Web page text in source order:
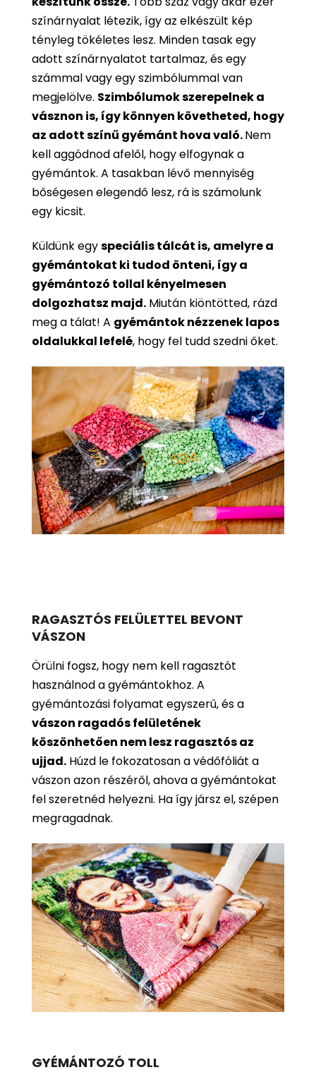
színárnyalat létezik, így az elkészült kép
tényleg tökéletes lesz. Minden tasak egy
adott színárnyalatot tartalmaz, és egy
számmal vagy egy szimbólummal van
megjelölve. Szimbólumok szerepelnek a
vásznon is, így könnyen követheted, hogy
az adott színű gyémánt hova való.Nem
kell aggódnod afelől, hogy elfogynak a
gyémántok. A tasakban lévő mennyiség
bőségesen elegendő lesz, rá is számolunk
egy kicsit.
Küldünk egyspeciális tálcát is, amelyre a
gyémántokat ki tudod önteni, így a
gyémántozó tollal kényelmesen
dolgozhatsz majd. Miután kiöntötted, rázd
meg a tálat! A gyémántok nézzenek lapos
oldalukkal lefelé, hogy fel tudd szedni őket.
RAGASZTÓS FELÜLETTEL BEVONT
VÁSZON
Örülni fogsz, hogy nem kell ragasztót
használnod a gyémántokhoz. A
gyémántozási folyamat egyszerű, és a
vászon ragadós felületének
köszönhetően nem lesz ragasztós az
ujjad. Húzd le fokozatosan a védőfóliát a
vászon azon részéről, ahova a gyémántokat
fel szeretnéd helyezni. Ha így jársz el, szépen
megragadnak.
GYÉMÁNTOZÓ TOLL